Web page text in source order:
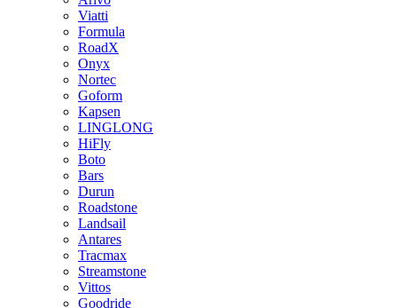
Viatti
Formula
RoadX
Onyx
Nortec
Goform
Kapsen
LINGLONG
HiFly
Boto
Bars
Durun
Roadstone
Landsail
Antares
Tracmax
Streamstone
Vittos
Goodride